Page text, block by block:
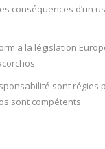
conséquences d’un
a la législation
sont
sont compétents.